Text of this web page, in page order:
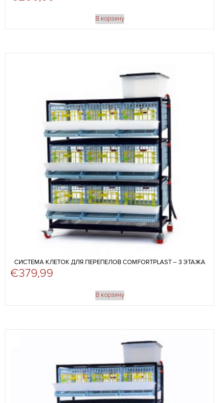
В корзину
СИСТЕМА КЛЕТОК ДЛЯ ПЕРЕПЕЛОВ COMFORTPLAST – 3 ЭТАЖА
€379,99
В корзину